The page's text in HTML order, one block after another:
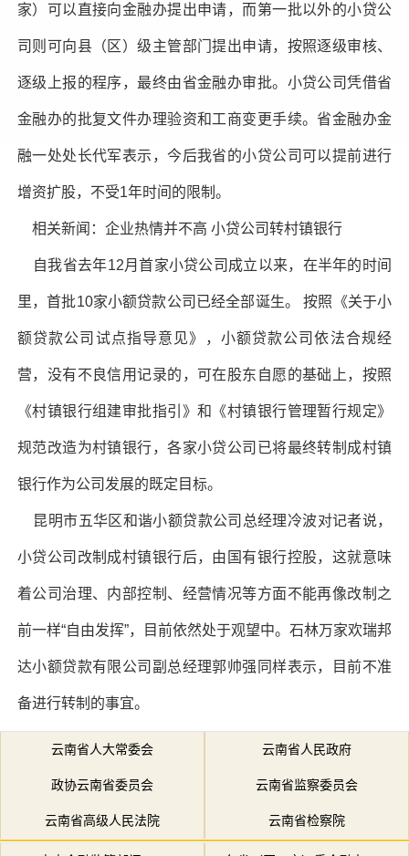
家）可以直接向金融办提出申请，而第一批以外的小贷公
司则可向县（区）级主管部门提出申请，按照逐级审核、
逐级上报的程序，最终由省金融办审批。小贷公司凭借省
金融办的批复文件办理验资和工商变更手续。省金融办金
融一处处长代军表示，今后我省的小贷公司可以提前进行
增资扩股，不受1年时间的限制。
相关新闻：企业热情并不高 小贷公司转村镇银行
自我省去年12月首家小贷公司成立以来，在半年的时间
里，首批10家小额贷款公司已经全部诞生。 按照《关于小
额贷款公司试点指导意见》，小额贷款公司依法合规经
营，没有不良信用记录的，可在股东自愿的基础上，按照
《村镇银行组建审批指引》和《村镇银行管理暂行规定》
规范改造为村镇银行，各家小贷公司已将最终转制成村镇
银行作为公司发展的既定目标。
昆明市五华区和谐小额贷款公司总经理冷波对记者说，
小贷公司改制成村镇银行后，由国有银行控股，这就意味
着公司治理、内部控制、经营情况等方面不能再像改制之
前一样“自由发挥”，目前依然处于观望中。石林万家欢瑞邦
达小额贷款有限公司副总经理郭帅强同样表示，目前不准
备进行转制的事宜。
云南省人大常委会 云南省人民政府
政协云南省委员会 云南省监察委员会
云南省高级人民法院 云南省检察院